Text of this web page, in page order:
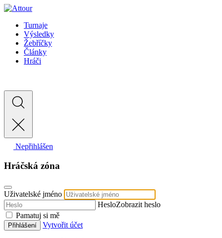
Turnaje
Výsledky
Žebříčky
Články
Hráči
Nepřihlášen
Hráčská zóna
Uživatelské jméno
HesloZobrazit heslo
Pamatuj si mě
Přihlášení Vytvořit účet